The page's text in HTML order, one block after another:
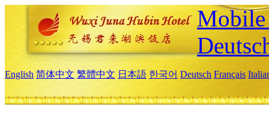
English 简体中文 繁體中文 日本語 한국어 Deutsch Français